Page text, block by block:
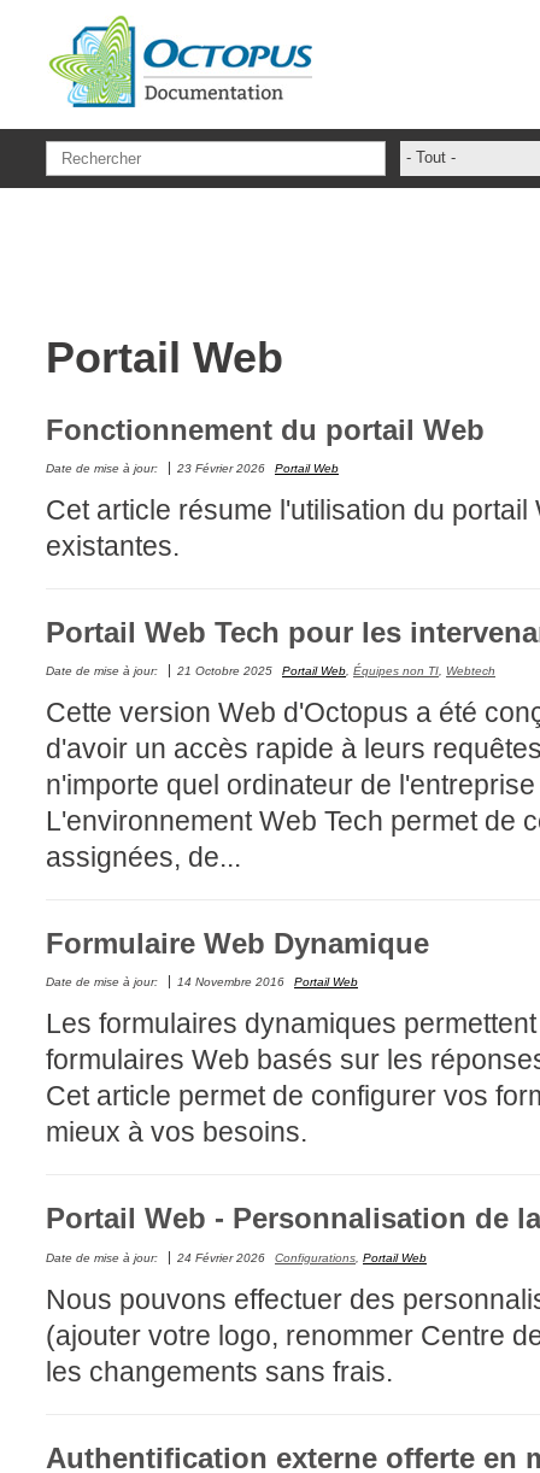
- Tout -
Bonnes
Changement
Comment nous
Configuration
Configuration
Configurations
Coup de coeur
courriel smtp
État des
externe
FAQ
Foire aux
Gestion des
IA
Portail Web
Fonctionnement du portail Web
Date de mise à jour: 23 Février 2026 Portail Web
Cet article résume l'utilisation du
existantes.
Portail Web Tech pour les
Date de mise à jour: 21 Octobre 2025 Portail Web, Équipes non TI, Webtech
Cette version Web d'Octopus a été
d'avoir un accès rapide à leurs
n'importe quel ordinateur de
L'environnement Web Tech permet de
assignées, de...
Formulaire Web Dynamique
Date de mise à jour: 14 Novembre 2016 Portail Web
Les formulaires dynamiques
formulaires Web basés sur les
Cet article permet de configurer vos
mieux à vos besoins.
Portail Web - Personnalisation de
Date de mise à jour: 24 Février 2026 Configurations Portail Web
Nous pouvons effectuer des
(ajouter votre logo, renommer Centre
les changements sans frais.
Authentification externe offerte en